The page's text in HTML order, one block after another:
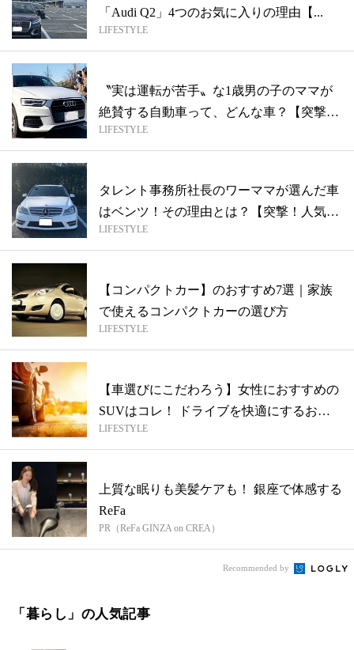
「Audi Q2」4つのお気に入りの理由【...
LIFESTYLE
〝実は運転が苦手〟な1歳男の子のママが
絶賛する自動車って、どんな車？【突撃！
人気...
LIFESTYLE
タレント事務所社長のワーママが選んだ車
はベンツ！その理由とは？【突撃！人気読
者モ...
LIFESTYLE
【コンパクトカー】のおすすめ7選｜家族
で使えるコンパクトカーの選び方
LIFESTYLE
【車選びにこだわろう】女性におすすめの
SUVはコレ！ ドライブを快適にするおす
す...
LIFESTYLE
上質な眠りも美髪ケアも！ 銀座で体感する
ReFa
PR（ReFa GINZA on CREA）
Recommended by
「暮らし」の人気記事